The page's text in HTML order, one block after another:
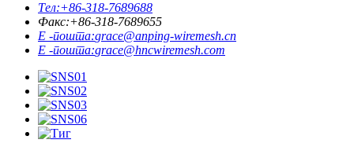
Тел:+86-318-7689688
Факс:+86-318-7689655
Е -пошта:grace@anping-wiremesh.cn
Е -пошта:grace@hncwiremesh.com